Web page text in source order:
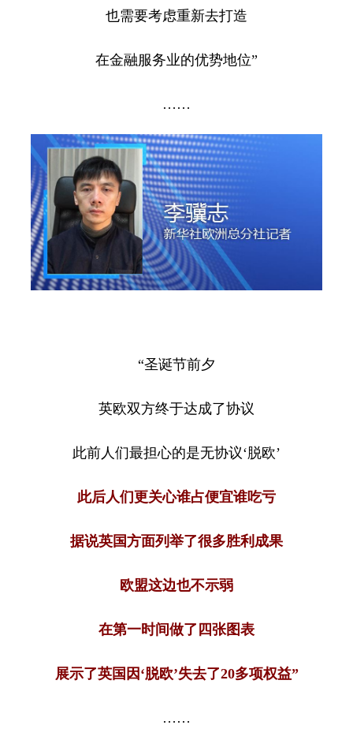
也需要考虑重新去打造
在金融服务业的优势地位”
……
“圣诞节前夕
英欧双方终于达成了协议
此前人们最担心的是无协议‘脱欧’
此后人们更关心谁占便宜谁吃亏
据说英国方面列举了很多胜利成果
欧盟这边也不示弱
在第一时间做了四张图表
展示了英国因‘脱欧’失去了20多项权益”
……